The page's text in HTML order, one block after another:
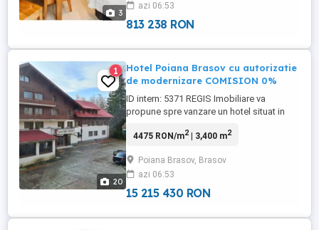
3
muntilor si verdele padurilor,alintat de
fosnetul ...
azi 06:53
813 238 RON
20
1
Hotel Poiana Brasov cu autorizatie
de modernizare COMISION 0%
ID intern: 5371 REGIS Imobiliare va
propune spre vanzare un hotel situat in
lui Stechil, una dintre cele mai apreciate
Proprietatea beneficiaza de autorizatie de
construire valabila pentru lucrari de
modernizare si reconfigurare, ...
4475 RON/m2| 3,400 m2
Poiana Brasov, Brasov
azi 06:53
15 215 430 RON